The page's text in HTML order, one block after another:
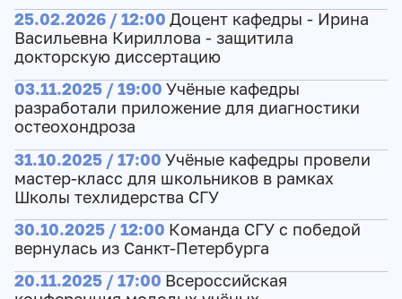
25.02.2026 / 12:00 Доцент кафедры - Ирина
Васильевна Кириллова - защитила
докторскую диссертацию
03.11.2025 / 19:00 Учёные кафедры
разработали приложение для диагностики
остеохондроза
31.10.2025 / 17:00 Учёные кафедры провели
мастер-класс для школьников в рамках
Школы техлидерства СГУ
30.10.2025 / 12:00 Команда СГУ с победой
вернулась из Санкт-Петербурга
20.11.2025 / 17:00 Всероссийская